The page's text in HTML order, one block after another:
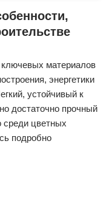
материалов
энергетики
устойчивый к
достаточно прочный
цветных
подробно